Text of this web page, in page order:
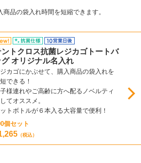
品の袋入れ時間を短縮できます。
ントクロス抗菌レジカゴトートバ
グ オリジナル名入れ
カゴにかぶせて、購入商品の袋入れを
できる！
様連れやご高齢に方へ配るノベルティ
てオススメ。
トボトルが６本入る大容量で便利！
個セット
（税込）